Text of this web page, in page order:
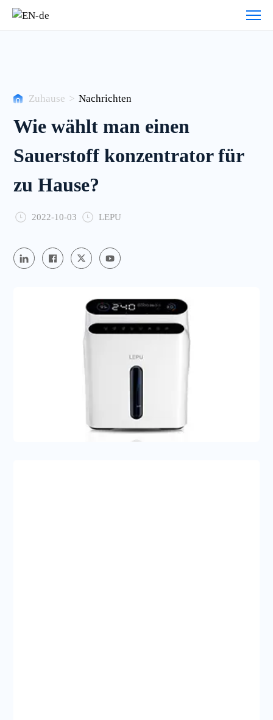
Nachrichten
Zuhause > Nachrichten
Wie wählt man einen
Sauerstoff konzentrator für
zu Hause?
2022-10-03 LEPU